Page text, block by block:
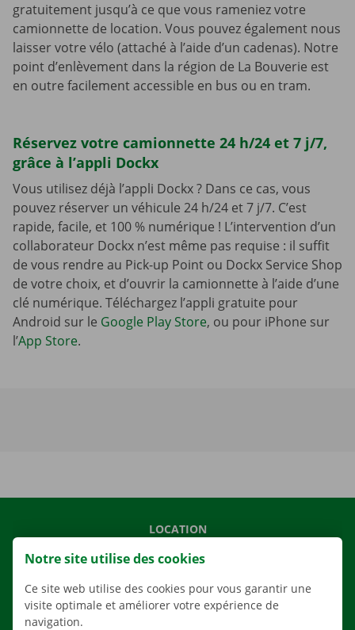
gratuitement jusqu’à ce que vous rameniez votre
camionnette de location. Vous pouvez également nous
laisser votre vélo (attaché à l’aide d’un cadenas). Notre
point d’enlèvement dans la région de La Bouverie est
en outre facilement accessible en bus ou en tram.
Réservez votre camionnette 24 h/24 et 7 j/7,
grâce à l’appli Dockx
Vous utilisez déjà l’appli Dockx ? Dans ce cas, vous
pouvez réserver un véhicule 24 h/24 et 7 j/7. C’est
rapide, facile, et 100 % numérique ! L’intervention d’un
collaborateur Dockx n’est même pas requise : il suffit
de vous rendre au Pick-up Point ou Dockx Service Shop
de votre choix, et d’ouvrir la camionnette à l’aide d’une
clé numérique. Téléchargez l’appli gratuite pour
Android sur le Google Play Store, ou pour iPhone sur
l’App Store.
LOCATION
NOS VÉHICULES
AGENCES
Notre site utilise des cookies
Ce site web utilise des cookies pour vous garantir une
visite optimale et améliorer votre expérience de
navigation.